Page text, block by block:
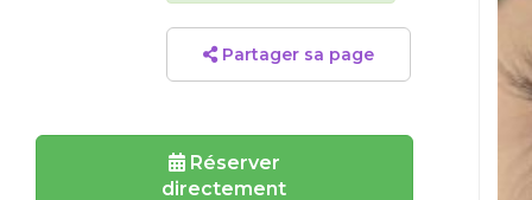
Partager sa page
Réserver
directement